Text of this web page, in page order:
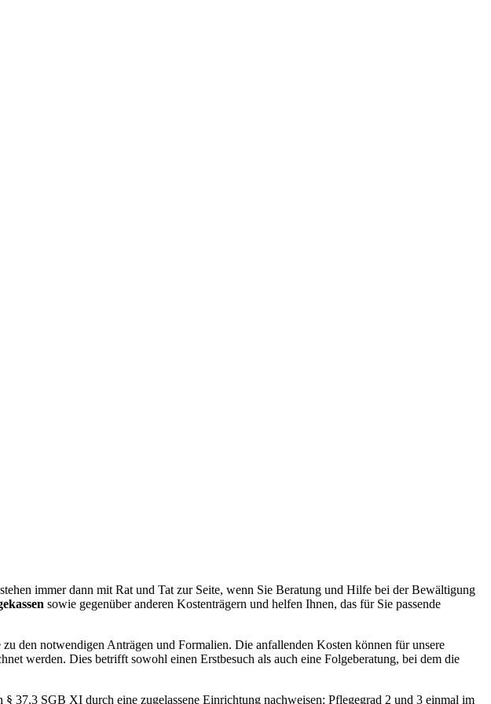
immer dann mit Rat und Tat zur Seite, wenn Sie Beratung und Hilfe bei der Bewältigung
sowie gegenüber anderen Kostenträgern und helfen Ihnen, das für Sie passende
den notwendigen Anträgen und Formalien. Die anfallenden Kosten können für unsere
werden. Dies betrifft sowohl einen Erstbesuch als auch eine Folgeberatung, bei dem die
§ 37.3 SGB XI durch eine zugelassene Einrichtung nachweisen: Pflegegrad 2 und 3 einmal im